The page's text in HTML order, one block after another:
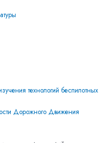
технологий беспилотных
Дорожного Движения